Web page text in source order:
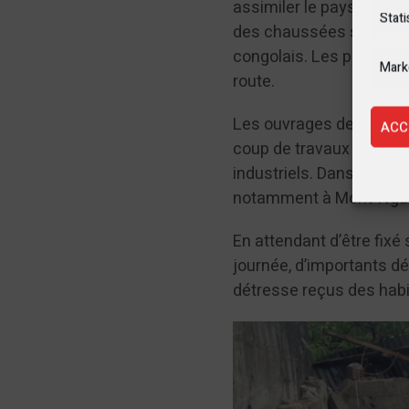
assimiler le paysage
des chaussées se fait
congolais. Les plus
route.
Les ouvrages de
coup de travaux de
industriels. Dans les
notamment à Mont-
En attendant d’être
journée, d’importants
détresse reçus des